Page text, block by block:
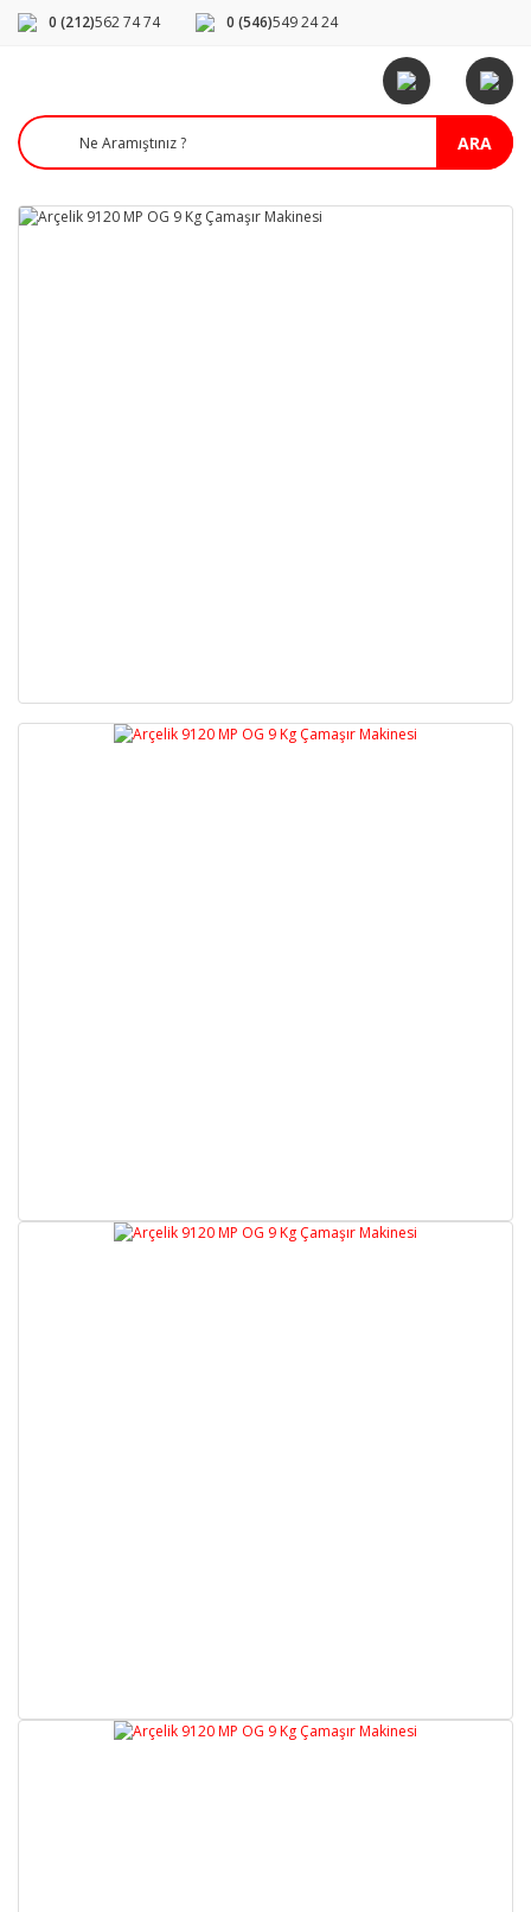
0 (212)562 74 74 0 (546)549 24 24
ARA